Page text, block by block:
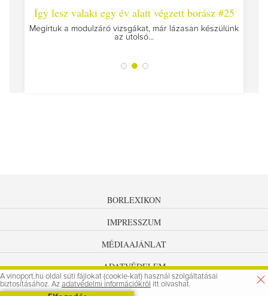
Így lesz valaki egy év alatt végzett borász #25
Megírtuk a modulzáró vizsgákat, már lázasan készülünk
az utolsó...
BORLEXIKON
IMPRESSZUM
MÉDIAAJÁNLAT
ADATVÉDELEM
A vinoport.hu oldal süti fájlokat (cookie-kat) használ szolgáltatásai
biztosításához. Az adatvédelmi információkról itt olvashat.